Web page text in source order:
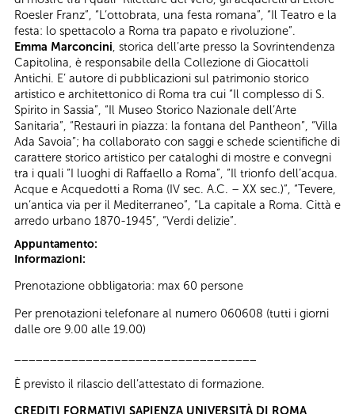
Roesler Franz”, “L’ottobrata, una festa romana”, “Il Teatro e la
festa: lo spettacolo a Roma tra papato e rivoluzione”.
Emma Marconcini, storica dell’arte presso la Sovrintendenza
Capitolina, è responsabile della Collezione di Giocattoli
Antichi. E’ autore di pubblicazioni sul patrimonio storico
artistico e architettonico di Roma tra cui “Il complesso di S.
Spirito in Sassia”, “Il Museo Storico Nazionale dell’Arte
Sanitaria”, “Restauri in piazza: la fontana del Pantheon”, “Villa
Ada Savoia”; ha collaborato con saggi e schede scientifiche di
carattere storico artistico per cataloghi di mostre e convegni
tra i quali “I luoghi di Raffaello a Roma”, “Il trionfo dell’acqua.
Acque e Acquedotti a Roma (IV sec. A.C. – XX sec.)”, “Tevere,
un’antica via per il Mediterraneo”, “La capitale a Roma. Città e
arredo urbano 1870-1945”, “Verdi delizie”.
Appuntamento:
Informazioni:
Prenotazione obbligatoria: max 60 persone
Per prenotazioni telefonare al numero 060608 (tutti i giorni
dalle ore 9.00 alle 19.00)
È previsto il rilascio dell’attestato di formazione.